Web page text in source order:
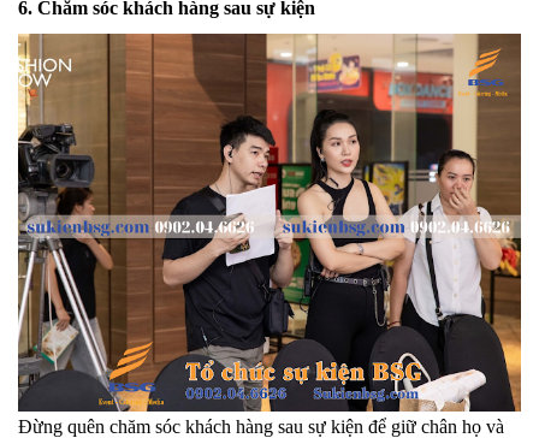
6. Chăm sóc khách hàng sau sự kiện
Đừng quên chăm sóc khách hàng sau sự kiện để giữ chân họ và